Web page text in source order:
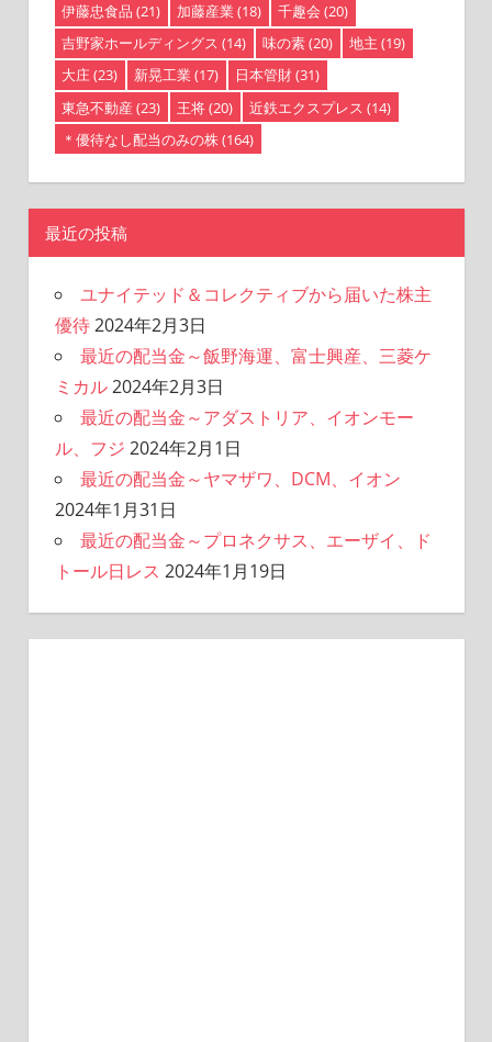
伊藤忠食品 (21) 加藤産業 (18) 千趣会 (20)
吉野家ホールディングス (14) 味の素(20) 地主 (19)
大庄(23) 新晃工業 (17) 日本管財(31)
東急不動産 (23) 王将(20) 近鉄エクスプレス (14)
＊優待なし配当のみの株(164)
最近の投稿
ユナイテッド＆コレクティブから届いた株主
優待 2024年2月3日
最近の配当金～飯野海運、富士興産、三菱ケ
ミカル 2024年2月3日
最近の配当金～アダストリア、イオンモー
ル、フジ 2024年2月1日
最近の配当金～ヤマザワ、DCM、イオン
2024年1月31日
最近の配当金～プロネクサス、エーザイ、ド
トール日レス 2024年1月19日